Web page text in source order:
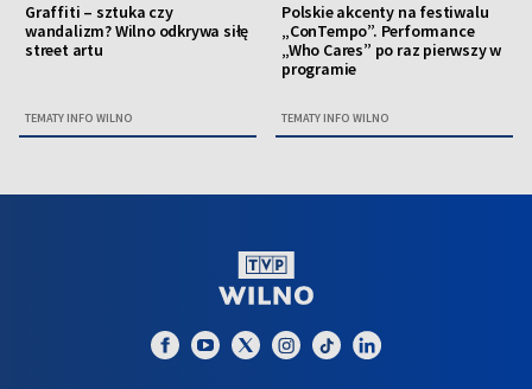
Graffiti – sztuka czy
wandalizm? Wilno odkrywa siłę
street artu
TEMATY INFO WILNO
Polskie akcenty na festiwalu
„ConTempo”. Performance
„Who Cares” po raz pierwszy w
programie
TEMATY INFO WILNO